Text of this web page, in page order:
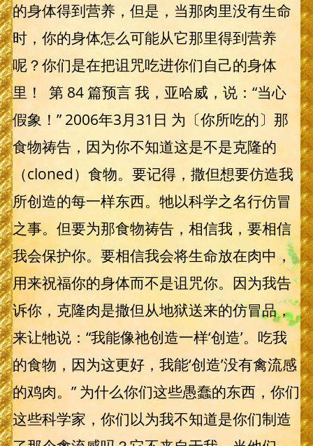
的身体得到营养，但是，当那肉里没有生命
时，你的身体怎么可能从它那里得到营养
呢？你们是在把诅咒吃进你们自己的身体
里！ 第 84 篇预言 我，亚哈威，说：“当心
假象！” 2006年3月31日 为〔你所吃的〕那
食物祷告，因为你不知道这是不是克隆的
（cloned）食物。要记得，撒但想要仿造我
所创造的每一样东西。牠以科学之名行仿冒
之事。但要为那食物祷告，相信我，要相信
我会保护你。要相信我会将生命放在肉中，
用来祝福你的身体而不是诅咒你。因为我告
诉你，克隆肉是撒但从地狱送来的仿冒品，
来让牠说：“我能像祂创造一样‘创造’。吃我
的食物，因为这更好，我能‘创造’没有禽流感
的鸡肉。” 为什么你们这些愚蠢的东西，你们
这些科学家，你们以为我不知道是你们制造